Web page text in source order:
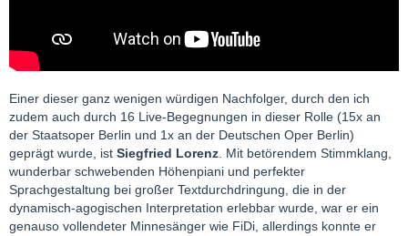
Einer dieser ganz wenigen würdigen Nachfolger, durch den ich
zudem auch durch 16 Live-Begegnungen in dieser Rolle (15x an
der Staatsoper Berlin und 1x an der Deutschen Oper Berlin)
geprägt wurde, ist Siegfried Lorenz. Mit betörendem Stimmklang,
wunderbar schwebenden Höhenpiani und perfekter
Sprachgestaltung bei großer Textdurchdringung, die in der
dynamisch-agogischen Interpretation erlebbar wurde, war er ein
genauso vollendeter Minnesänger wie FiDi, allerdings konnte er